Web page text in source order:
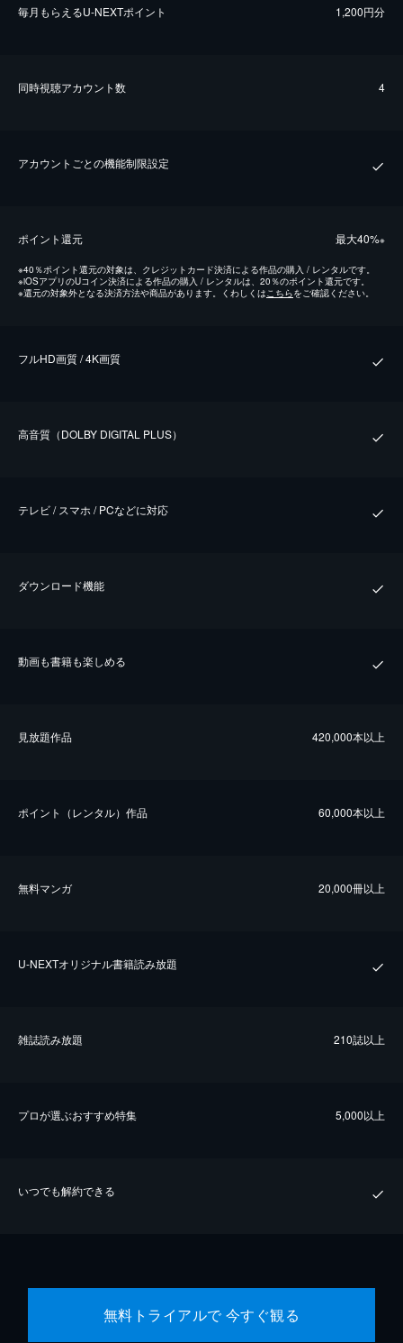
毎⽉もらえるU-NEXTポイント 1,200円分
同時視聴アカウント数 4
アカウントごとの機能制限設定
ポイント還元 最⼤40%※
※40％ポイント還元の対象は、クレジットカード決済による作品の購入 / レンタルです。
※iOSアプリのUコイン決済による作品の購入 / レンタルは、20％のポイント還元です。
※還元の対象外となる決済方法や商品があります。くわしくはこちらをご確認ください。
フルHD画質 / 4K画質
⾼⾳質（DOLBY DIGITAL PLUS）
テレビ / スマホ / PCなどに対応
ダウンロード機能
動画も書籍も楽しめる
⾒放題作品 420,000本以上
ポイント（レンタル）作品 60,000本以上
無料マンガ 20,000冊以上
U-NEXTオリジナル書籍読み放題
雑誌読み放題 210誌以上
プロが選ぶおすすめ特集 5,000以上
いつでも解約できる
無料トライアルで 今すぐ観る